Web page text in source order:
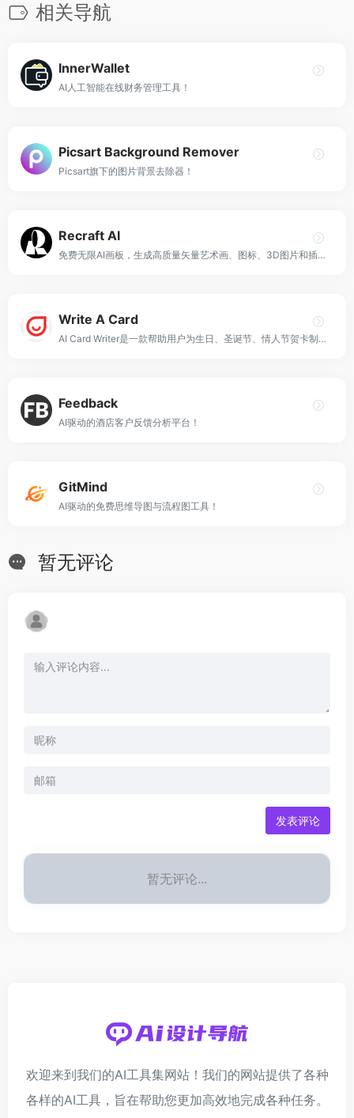
相关导航
InnerWallet
AI人工智能在线财务管理工具！
Picsart Background Remover
Picsart旗下的图片背景去除器！
Recraft AI
免费无限AI画板，生成高质量矢量艺术画、图标、3D图片和插画！
Write A Card
AI Card Writer是一款帮助用户为生日、圣诞节、情人节贺卡制作完美信息的AI工具！
Feedback
AI驱动的酒店客户反馈分析平台！
GitMind
AI驱动的免费思维导图与流程图工具！
暂无评论
发表评论
暂无评论...
欢迎来到我们的AI工具集网站！我们的网站提供了各种
各样的AI工具，旨在帮助您更加高效地完成各种任务。